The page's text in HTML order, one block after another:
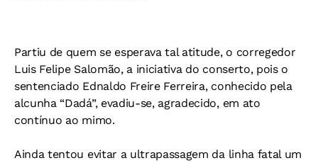
Partiu de quem se esperava tal atitude, o corregedor
Luis Felipe Salomão, a iniciativa do conserto, pois o
sentenciado Ednaldo Freire Ferreira, conhecido pela
alcunha “Dadá”, evadiu-se, agradecido, em ato
contínuo ao mimo.
Ainda tentou evitar a ultrapassagem da linha fatal um